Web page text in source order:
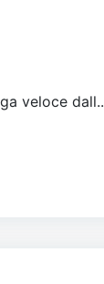
veloce dall..